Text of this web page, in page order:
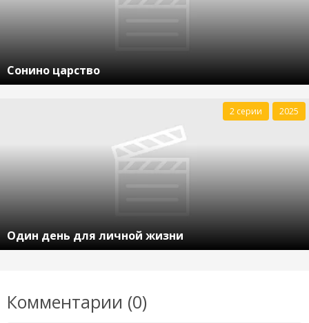
Сонино царство
Один день для личной жизни
2 серии 2025
Комментарии (0)